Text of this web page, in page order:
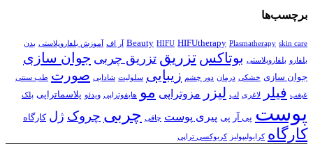
برچسب‌ها
Beauty HIFU HIFUtherapy Plasmatherapy skin care آر اف آموزش بلفاروپلاستی بدن
بلفارو بلفاروپلاستی بوتاکس تزریق تزریق چربی جوان سازی
جوان سازی خشکی درمان دور چشم زیبایی سلولیت شادابی صورت طب سنتی
غبغب فیلر لاغری لب لیزر مزوتراپی مو هایفوتراپی ویدئو پلاسماتراپی پلک
پوست پی آر پی پیری پوست چاقی چربی چروک ژل کارگاه
کارگاه کرایولیپولیز کربوکسی تراپی